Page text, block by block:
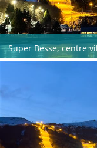
Super Besse, centre